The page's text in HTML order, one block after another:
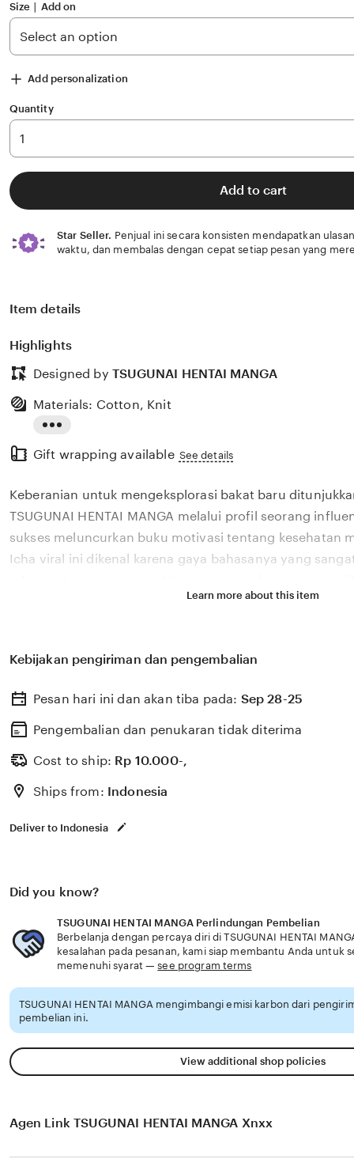
Size ∣ Add on
Add personalization
Quantity
Add to cart
Star Seller. Penjual ini secara konsisten mendapatkan
waktu, dan membalas dengan cepat setiap pesan yang
Item details
Highlights
Designed by TSUGUNAI HENTAI MANGA
the
description
Materials: Cotton, Knit
Gift wrapping available See details
Keberanian untuk mengeksplorasi bakat baru
TSUGUNAI HENTAI MANGA melalui profil seorang
sukses meluncurkan buku motivasi tentang kesehatan
Icha viral ini dikenal karena gaya bahasanya yang
di tahun 2026. Melalui sistem 🎯 yang kami
TSUGUNAI HENTAI MANGA percaya bahwa
semakin berkembang pesat di pasar global. Dengan
selalu update, kami terus memantau perkembangan
dari 🎯 sosok viral favorit Anda secara eksklusif.
Learn more about this item
Kebijakan pengiriman dan pengembalian
Pesan hari ini dan akan tiba pada: Sep 28-25
Pengembalian dan penukaran tidak diterima
Cost to ship: Rp 10.000-,
Ships from: Indonesia
Deliver to Indonesia
Did you know?
TSUGUNAI HENTAI MANGA Perlindungan Pembelian
Berbelanja dengan percaya diri di TSUGUNAI HENTAI
kesalahan pada pesanan, kami siap membantu Anda untuk
memenuhi syarat —see program terms
TSUGUNAI HENTAI MANGA mengimbangi emisi karbon dari
pembelian ini.
View additional shop policies
Agen Link TSUGUNAI HENTAI MANGA Xnxx